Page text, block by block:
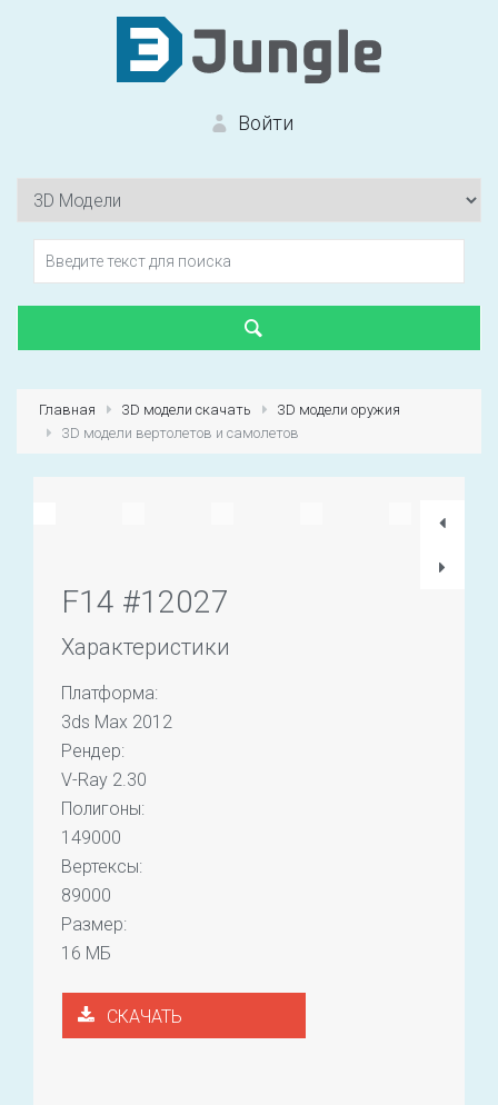
Войти
Первый раз?
Главная 3D модели скачать
3D модели оружия
3D модели вертолетов и самолетов
F14 #12027
Характеристики
Платформа:
3ds Max 2012
Рендер:
V-Ray 2.30
Полигоны:
149000
Вертексы:
89000
Размер:
16 МБ
СКАЧАТЬ